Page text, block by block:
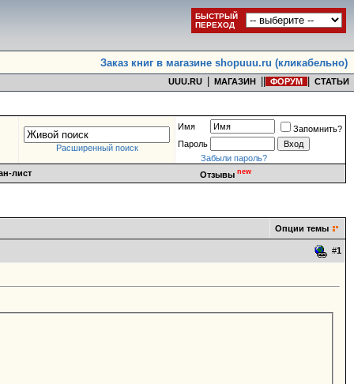
БЫСТРЫЙ
ПЕРЕХОД
Заказ книг в магазине shopuuu.ru (кликабельно)
UUU.RU МАГАЗИН ФОРУМ СТАТЬИ
Расширенный поиск
Имя
Запомнить?
Пароль
Забыли пароль?
лист
Отзывы new
Опции темы
#1